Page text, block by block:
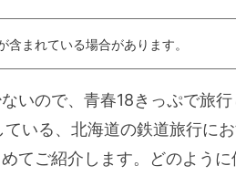
まれている場合があります。
いので、青春18きっぷで旅行
いる、北海道の鉄道旅行に
てご紹介します。どのように